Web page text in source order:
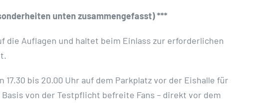
unten zusammengefasst) ***
Auflagen und haltet beim Einlass zur erforderlichen
bis 20.00 Uhr auf dem Parkplatz vor der Eishalle für
von der Testpflicht befreite Fans – direkt vor dem